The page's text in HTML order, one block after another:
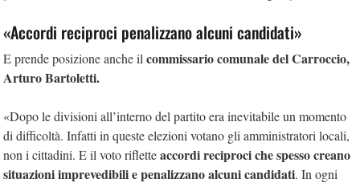
«Accordi reciproci penalizzano alcuni candidati»
E prende posizione anche il commissario comunale del Carroccio,
Arturo Bartoletti.
«Dopo le divisioni all’interno del partito era inevitabile un momento
di difficoltà. Infatti in queste elezioni votano gli amministratori locali,
non i cittadini. E il voto rifletteaccordi reciproci che spesso creano
situazioni imprevedibili e penalizzano alcuni candidati. In ogni